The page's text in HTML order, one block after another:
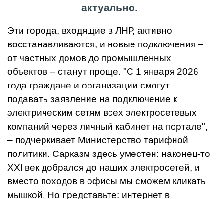
актуально.
Эти города, входящие в ЛНР, активно
восстанавливаются, и новые подключения –
от частных домов до промышленных
объектов – станут проще. "С 1 января 2026
года граждане и организации смогут
подавать заявление на подключение к
электрическим сетям всех электросетевых
компаний через личный кабинет на портале",
– подчеркивает Министерство тарифной
политики. Сарказм здесь уместен: наконец-то
XXI век добрался до наших электросетей, и
вместо походов в офисы мы сможем кликать
мышкой. Но представьте: интернет в